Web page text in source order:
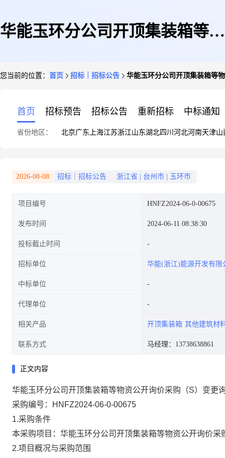
华能玉环分公司开顶集装箱等物
您当前的位置： 首页 招标｜招标公告 华能玉环分公司开顶集装箱等
首页 招标预告 招标公告 重新招标 中标通知
省份地区： 北京广东 上海江苏浙江山东湖北四川 河北河南天津山
2026-08-08 招标｜招标公告 浙江省 台州市 玉环市
项目编号 HNFZ2024-06-0-00675
发布时间 2024-06-11 08:38:30
投标截止时间
招标单位 华能(浙江)能源开发有限
中标单位
代理单位
相关产品 开顶集装箱 其他建筑材
联系方式 马经理：13738638861
正文内容
华能玉环分公司开顶集装箱等物资公开询价采购（S）变更
采购编号：HNFZ2024-06-0-00675
1.采购条件
本采购项目：华能玉环分公司开顶集装箱等物资公开询价
2.项目概况与采购范围